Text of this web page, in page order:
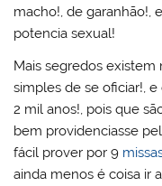
macho!, de garanhão!,
potencia sexual!
Mais segredos existem
simples de se oficiar!,
2 mil anos!, pois que
bem providenciasse
fácil prover por 9
ainda menos é coisa ir